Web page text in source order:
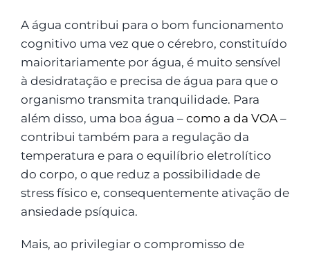
A água contribui para o bom funcionamento
cognitivo uma vez que o cérebro, constituído
maioritariamente por água, é muito sensível
à desidratação e precisa de água para que o
organismo transmita tranquilidade. Para
além disso, uma boa água – como a da VOA–
contribui também para a regulação da
temperatura e para o equilíbrio eletrolítico
do corpo, o que reduz a possibilidade de
stress físico e, consequentemente ativação de
ansiedade psíquica.
Mais, ao privilegiar o compromisso de